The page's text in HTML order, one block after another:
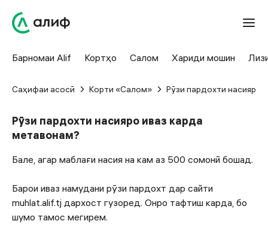
Барномаи Alif Кортҳо Салом Хариди мошин
Саҳифаи асосӣ Корти «Салом» Рӯзи пардохти насияро
Рӯзи пардохти насияро иваз карда
метавонам?
Бале, агар маблағи насия на кам аз 500 сомонӣ бошад.
Барои иваз намудани рӯзи пардохт дар сайти
muhlat.alif.tj дархост гузоред. Онро тафтиш карда, бо
шумо тамос мегирем.